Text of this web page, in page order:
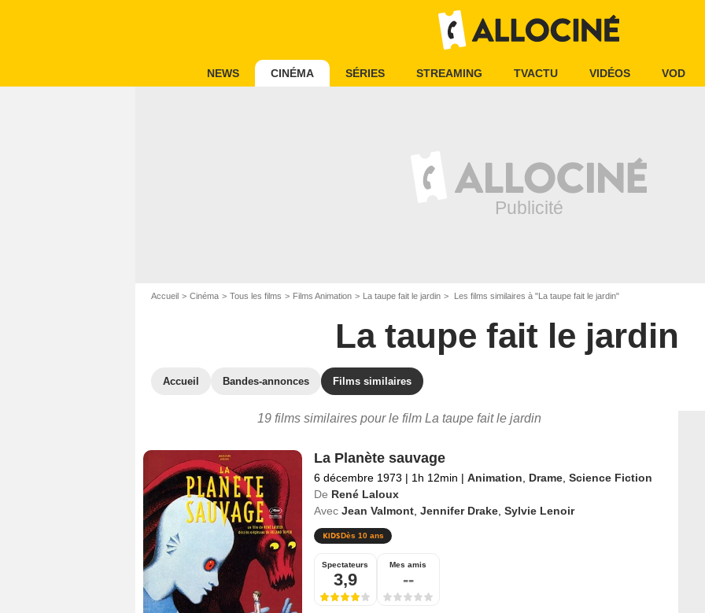
NEWS CINÉMA SÉRIES STREAMING TVACTU VIDÉOS VOD
Accueil Cinéma Tous les films Films Animation La taupe fait le jardin Les films similaires à "La taupe fait le jardin"
La taupe fait le jardin
Accueil Bandes-annonces Films similaires
19 films similaires pour le film La taupe fait le jardin
La Planète sauvage
6 décembre 1973 | 1h 12min | Animation Drame, Science Fiction
De René Laloux
Avec Jean Valmont, Jennifer Drake, Sylvie Lenoir
Dès 10 ans
Spectateurs
3,9
Mes amis
--